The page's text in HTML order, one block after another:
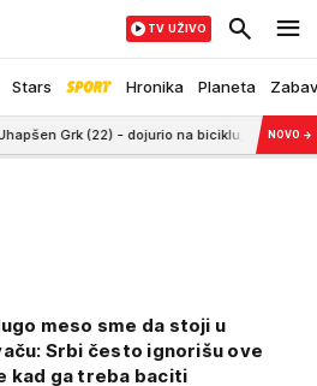
Stars Hronika Planeta
TV UŽIVO
Grk (22) - dojurio na biciklu, ispalio hice iNOVO →
meso sme da stoji u
Srbi često ignorišu ove
kad ga treba baciti